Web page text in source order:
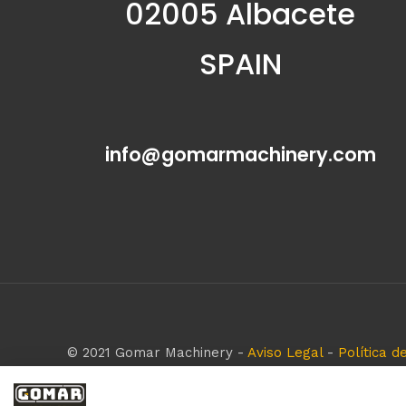
02005 Albacete
SPAIN
info@gomarmachinery.com
© 2021 Gomar Machinery -Aviso Legal- Política
empresa respeta todos los derechos de marca